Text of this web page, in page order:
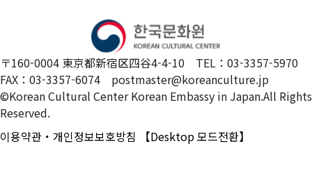
〒160-0004 東京都新宿区四谷4-4-10 TEL：03-3357-5970
FAX：03-3357-6074 postmaster@koreanculture.jp
©Korean Cultural Center Korean Embassy in Japan.All Rights
Reserved.
이용약관・개인정보보호방침
【Desktop 모드전환】